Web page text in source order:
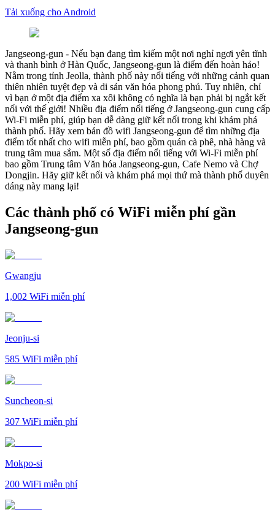
Tải xuống cho Android
Jangseong-gun - Nếu bạn đang tìm kiếm một nơi nghỉ ngơi yên tĩnh
và thanh bình ở Hàn Quốc, Jangseong-gun là điểm đến hoàn hảo!
Nằm trong tỉnh Jeolla, thành phố này nổi tiếng với những cảnh quan
thiên nhiên tuyệt đẹp và di sản văn hóa phong phú. Tuy nhiên, chỉ
vì bạn ở một địa điểm xa xôi không có nghĩa là bạn phải bị ngắt kết
nối với thế giới! Nhiều địa điểm nổi tiếng ở Jangseong-gun cung cấp
Wi-Fi miễn phí, giúp bạn dễ dàng giữ kết nối trong khi khám phá
thành phố. Hãy xem bản đồ wifi Jangseong-gun để tìm những địa
điểm tốt nhất cho wifi miễn phí, bao gồm quán cà phê, nhà hàng và
trung tâm mua sắm. Một số địa điểm nổi tiếng với Wi-Fi miễn phí
bao gồm Trung tâm Văn hóa Jangseong-gun, Cafe Nemo và Chợ
Dongjin. Hãy giữ kết nối và khám phá mọi thứ mà thành phố duyên
dáng này mang lại!
Các thành phố có WiFi miễn phí gần
Jangseong-gun
Gwangju
1,002 WiFi miễn phí
Jeonju-si
585 WiFi miễn phí
Suncheon-si
307 WiFi miễn phí
Mokpo-si
200 WiFi miễn phí